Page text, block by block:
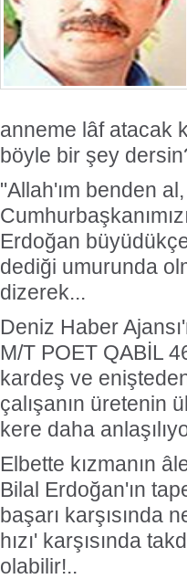
anneme lâf atacak
böyle bir şey
"Allah'ım benden
Erdoğan
dediği umurunda
dizerek...
Deniz Haber
M/T POET QABİL
kardeş ve
çalışanın üretenin
kere daha
Elbette kızmanın
Bilal Erdoğan'ın
başarı karşısında
hızı' karşısında
olabilir!..